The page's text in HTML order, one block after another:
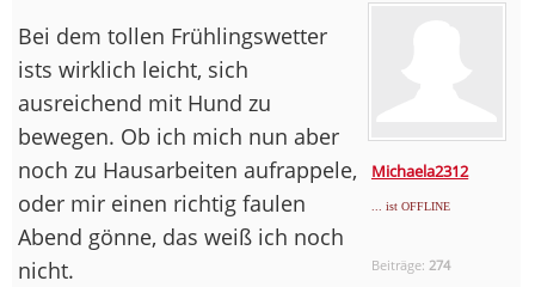
Michaela2312
... ist OFFLINE
Beiträge: 274
Bei dem tollen Frühlingswetter
ists wirklich leicht, sich
ausreichend mit Hund zu
bewegen. Ob ich mich nun aber
noch zu Hausarbeiten aufrappele,
oder mir einen richtig faulen
Abend gönne, das weiß ich noch
nicht.